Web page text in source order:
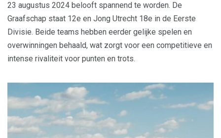
23 augustus 2024 belooft spannend te worden. De
Graafschap staat 12e en Jong Utrecht 18e in de Eerste
Divisie. Beide teams hebben eerder gelijke spelen en
overwinningen behaald, wat zorgt voor een competitieve en
intense rivaliteit voor punten en trots.